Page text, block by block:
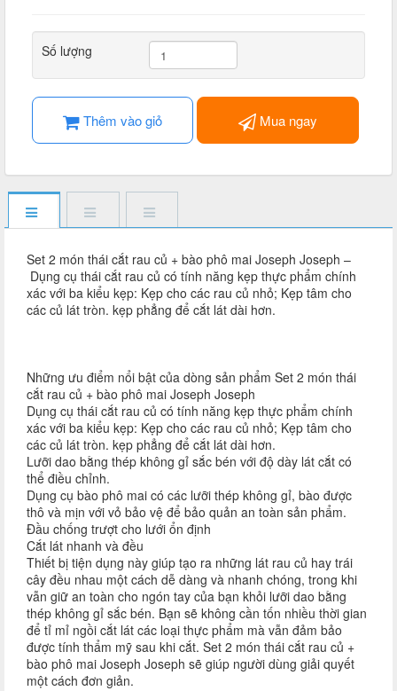
Số lượng
Thêm vào giỏ Mua ngay
Set 2 món thái cắt rau củ + bào phô mai Joseph Joseph –
Dụng cụ thái cắt rau củ có tính năng kẹp thực phẩm chính
xác với ba kiểu kẹp: Kẹp cho các rau củ nhỏ; Kẹp tâm cho
các củ lát tròn. kẹp phẳng để cắt lát dài hơn.
Những ưu điểm nổi bật của dòng sản phẩm Set 2 món thái
cắt rau củ + bào phô mai Joseph Joseph
Dụng cụ thái cắt rau củ có tính năng kẹp thực phẩm chính
xác với ba kiểu kẹp: Kẹp cho các rau củ nhỏ; Kẹp tâm cho
các củ lát tròn. kẹp phẳng để cắt lát dài hơn.
Lưỡi dao bằng thép không gỉ sắc bén với độ dày lát cắt có
thể điều chỉnh.
Dụng cụ bào phô mai có các lưỡi thép không gỉ, bào được
thô và mịn với vỏ bảo vệ để bảo quản an toàn sản phẩm.
Đầu chống trượt cho lưới ổn định
Cắt lát nhanh và đều
Thiết bị tiện dụng này giúp tạo ra những lát rau củ hay trái
cây đều nhau một cách dễ dàng và nhanh chóng, trong khi
vẫn giữ an toàn cho ngón tay của bạn khỏi lưỡi dao bằng
thép không gỉ sắc bén. Bạn sẽ không cần tốn nhiều thời gian
để tỉ mỉ ngồi cắt lát các loại thực phẩm mà vẫn đảm bảo
được tính thẩm mỹ sau khi cắt. Set 2 món thái cắt rau củ +
bào phô mai Joseph Joseph sẽ giúp người dùng giải quyết
một cách đơn giản.